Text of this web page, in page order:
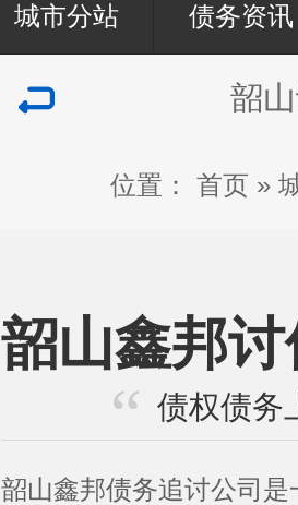
城市分站 债务资讯
韶
位置： 首页 »
韶山鑫邦讨
债权债务
韶山鑫邦债务追讨公司是